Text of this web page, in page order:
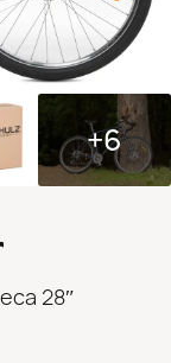
+6
28″